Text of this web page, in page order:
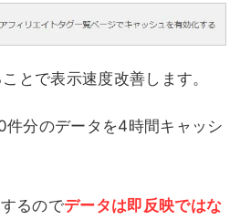
とで表示速度改善します。
件分のデータを4時間キャッシ
るのでデータは即反映ではな